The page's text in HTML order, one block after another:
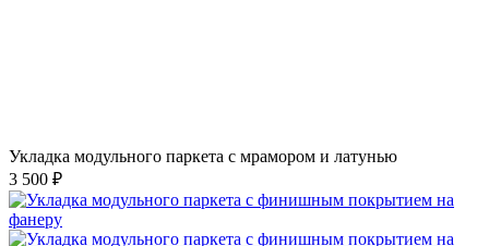
Укладка модульного паркета с мрамором и латунью
3 500 ₽